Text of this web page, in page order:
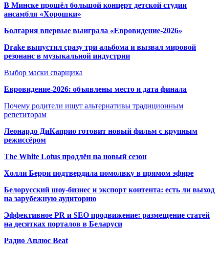
В Минске прошёл большой концерт детской студии
ансамбля «Хорошки»
Болгария впервые выиграла «Евровидение-2026»
Drake выпустил сразу три альбома и вызвал мировой
резонанс в музыкальной индустрии
Выбор маски сварщика
Евровидение-2026: объявлены место и дата финала
Почему родители ищут альтернативы традиционным
репетиторам
Леонардо ДиКаприо готовит новый фильм с крупным
режиссёром
The White Lotus продлён на новый сезон
Холли Берри подтвердила помолвку в прямом эфире
Белорусский шоу-бизнес и экспорт контента: есть ли выход
на зарубежную аудиторию
Эффективное PR и SEO продвижение: размещение статей
на десятках порталов в Беларуси
Радио Аплюс Beat